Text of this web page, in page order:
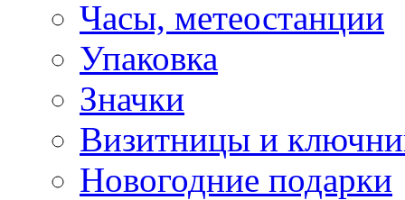
Часы, метеостанции
Упаковка
Значки
Визитницы и
Новогодние подарки